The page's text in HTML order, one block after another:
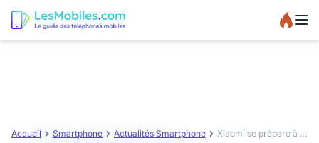
Accueil Smartphone Actualités Smartphone Xiaomi se prépare à lancer un téléphone pliant modèle à clapet : le Xiaomi Mix Flip